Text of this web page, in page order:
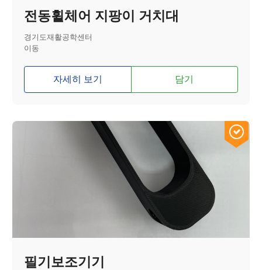
전동휠체어 지팡이 거치대
경기도재활공학센터
이동
자세히 보기 담기
필기보조기기